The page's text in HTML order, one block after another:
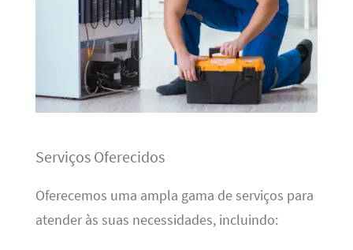
Serviços Oferecidos
Oferecemos uma ampla gama de serviços para
atender às suas necessidades, incluindo: